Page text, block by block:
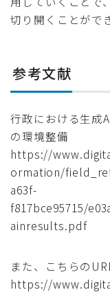
切り開くことがで
参考文献
行政における生成
の環境整備
https://
ormation/
a63f-
f817bce95715/
ainresults.pdf
また、こちらの
https://